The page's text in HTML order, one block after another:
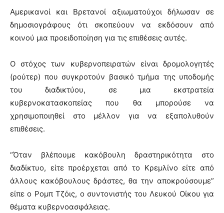
Αμερικανοί και Βρετανοί αξιωματούχοι δήλωσαν σε
δημοσιογράφους ότι σκοπεύουν να εκδόσουν από
κοινού μια προειδοποίηση για τις επιθέσεις αυτές.
Ο στόχος των κυβερνοπειρατών είναι δρομολογητές
(ρούτερ) που συγκροτούν βασικό τμήμα της υποδομής
του διαδικτύου, σε μια εκστρατεία
κυβερνοκατασκοπείας που θα μπορούσε να
χρησιμοποιηθεί στο μέλλον για να εξαπολυθούν
επιθέσεις.
“Όταν βλέπουμε κακόβουλη δραστηρικότητα στο
διαδίκτυο, είτε προέρχεται από το Κρεμλίνο είτε από
άλλους κακόβουλους δράστες, θα την αποκρούσουμε”
είπε ο Ρομπ Τζόις, ο συντονιστής του Λευκού Οίκου για
θέματα κυβερνοασφάλειας.